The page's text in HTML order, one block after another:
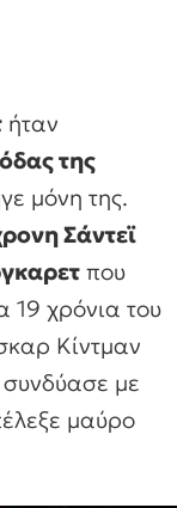
ήταν
της
μόνη της.
Σάντεϊ
που
19 χρόνια του
Κίντμαν
συνδύασε με
μαύρο